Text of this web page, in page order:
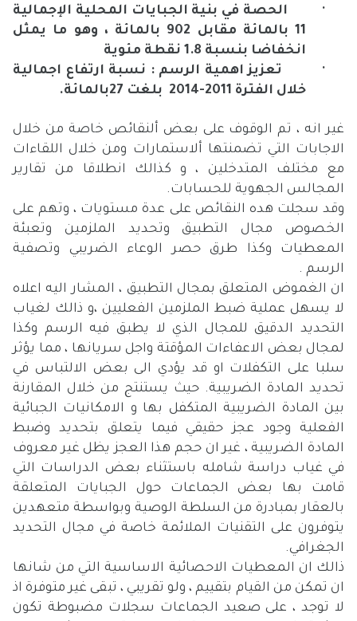
·
الحصة في بنية الجبايات المحلية الإجمالية
11 بالمائة مقابل 902 بالمائة ، وهو ما يمثل
انخفاضا بنسبة 1.8 نقطة مئوية
·
تعزيز اهمية الرسم : نسبة ارتفاع اجمالية
خلال الفترة 2011-2014 بلغت 27بالمائة.
غير انه ، تم الوقوف على بعض ألنقائص خاصة من خلال
الاجابات التي تضمنتها ألاستمارات ومن خلال اللقاءات
مع مختلف المتدخلين ، و كذالك انطلاقا من تقارير
المجالس الجهوية للحسابات.
وقد سجلت هده النقائص على عدة مستويات ، وتهم على
الخصوص مجال التطبيق وتحديد الملزمين وتعبئة
المعطيات وكذا طرق حصر الوعاء الضريبي وتصفية
الرسم .
ان الغموض المتعلق بمجال التطبيق ، المشار اليه اعلاه
لا يسهل عملية ضبط الملزمين الفعليين ،و ذالك لغياب
التحديد الدقيق للمجال الذي لا يطبق فيه الرسم وكذا
لمجال بعض الاعفاءات المؤقتة واجل سريانها ، مما يؤثر
سلبا على التكفلات او قد يؤدي الى بعض الالتباس في
تحديد المادة الضريبية. حيث يستنتج من خلال المقارنة
بين المادة الضريبية المتكفل بها و الامكانيات الجبائية
الفعلية وجود عجز حقيقي فيما يتعلق بتحديد وضبط
المادة الضريبية ، غير ان حجم هذا العجز يظل غير معروف
في غياب دراسة شامله باستثناء بعض الدراسات التي
قامت بها بعض الجماعات حول الجبايات المتعلقة
بالعقار بمبادرة من السلطة الوصية وبواسطة متعهدين
يتوفرون على التقنيات الملائمة خاصة في مجال التحديد
الجغرافي.
ذالك ان المعطيات الاحصائية الاساسية التي من شانها
ان تمكن من القيام بتقييم ، ولو تقريبي ، تبقى غير متوفرة اذ
لا توجد ، على صعيد الجماعات سجلات مضبوطة تكون